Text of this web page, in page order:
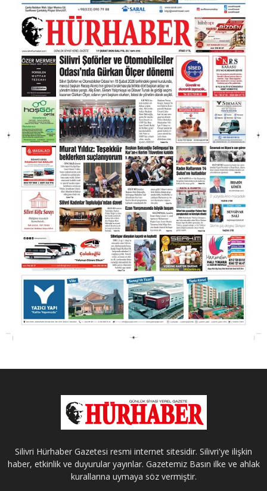
Silivri Hürhaber Gazetesi resmi internet sitesidir. Silivri'ye ilişkin
haber, etkinlik ve duyurular yayınlar. Gazetemiz Basın ilke ve ahlak
kurallarına uymaya söz vermiştir.